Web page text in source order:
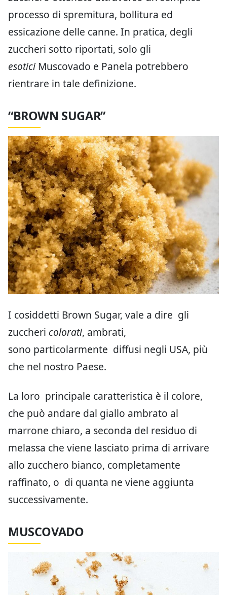
processo di spremitura, bollitura ed
essicazione delle canne. In pratica, degli
zuccheri sotto riportati, solo gli
esotici Muscovado e Panela potrebbero
rientrare in tale definizione.
“BROWN SUGAR”
I cosiddetti Brown Sugar, vale a dire gli
zuccheri colorati, ambrati,
sono particolarmente diffusi negli USA, più
che nel nostro Paese.
La loro principale caratteristica è il colore,
che può andare dal giallo ambrato al
marrone chiaro, a seconda del residuo di
melassa che viene lasciato prima di arrivare
allo zucchero bianco, completamente
raffinato, o di quanta ne viene aggiunta
successivamente.
MUSCOVADO